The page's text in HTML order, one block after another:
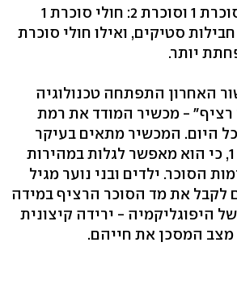
יש הבדל בין חולי סוכרת 1 וסוכרת 2: חולי סוכרת 1
סטיקים, ואילו חולי סוכרת
האחרון התפתחה טכנולוגיה
רציף" - מכשיר המודד את רמת
היום. המכשיר מתאים בעיקר
לחולי סוכרת מסוג 1, כי הוא מאפשר לגלות במהירות
הסוכר. ילדים ובני נוער מגיל
18 זכאים לקבל את מד הסוכר הרציף במידה
היפוגליקמיה - ירידה קיצונית
מצב המסכן את חייהם.